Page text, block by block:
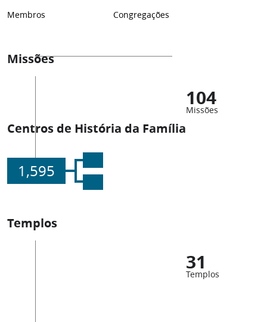
Membros Congregações
Missões
104
Missões
Centros de História da Família
1,595
Templos
31
Templos